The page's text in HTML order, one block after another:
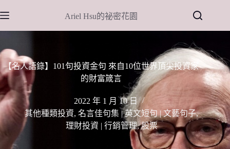
至
主
內
容
Ariel Hsu的祕密花園
【名人語錄】101句投資金句 來自10位世界頂尖投資家
的財富箴言
2022 年 1 月 10 日
其他種類投資,名言佳句集 | 英文短句 | 文藝句子,
理財投資 | 行銷管理,股票